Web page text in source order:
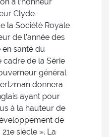
Clyde
la Société Royale
de l’année des
santé du
cadre de la Série
général
donnera
ayant pour
à la hauteur de
de
siècle ». La